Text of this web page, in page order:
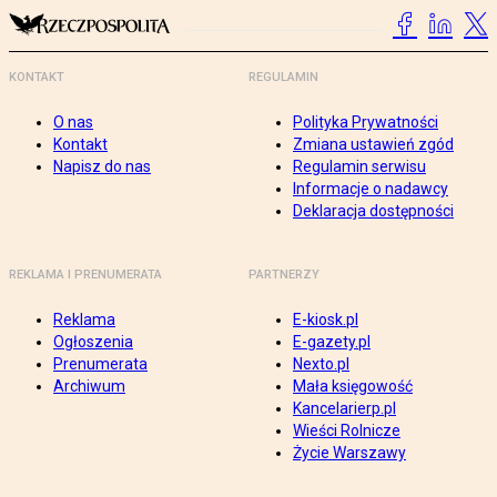
KONTAKT
O nas
Kontakt
Napisz do nas
REGULAMIN
Polityka Prywatności
Zmiana ustawień zgód
Regulamin serwisu
Informacje o nadawcy
Deklaracja dostępności
REKLAMA I PRENUMERATA
Reklama
Ogłoszenia
Prenumerata
Archiwum
PARTNERZY
E-kiosk.pl
E-gazety.pl
Nexto.pl
Mała księgowość
Kancelarierp.pl
Wieści Rolnicze
Życie Warszawy